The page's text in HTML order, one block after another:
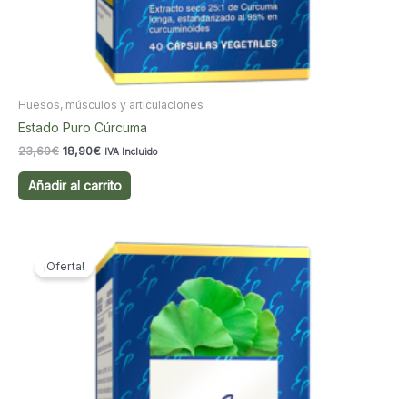
Huesos, músculos y articulaciones
Estado Puro Cúrcuma
23,60€ El
original
era:
18,90€El
actual
es:
IVA Incluido
Añadir al carrito
¡Oferta!